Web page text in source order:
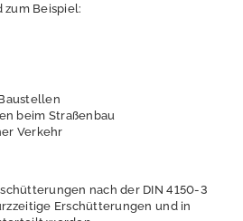
zum Beispiel:
beim Straßenbau
Verkehr
nach der DIN 4150-3
Erschütterungen und in